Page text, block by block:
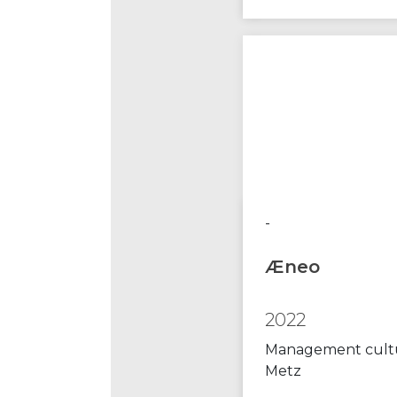
-
Æneo
2022
Management
Metz